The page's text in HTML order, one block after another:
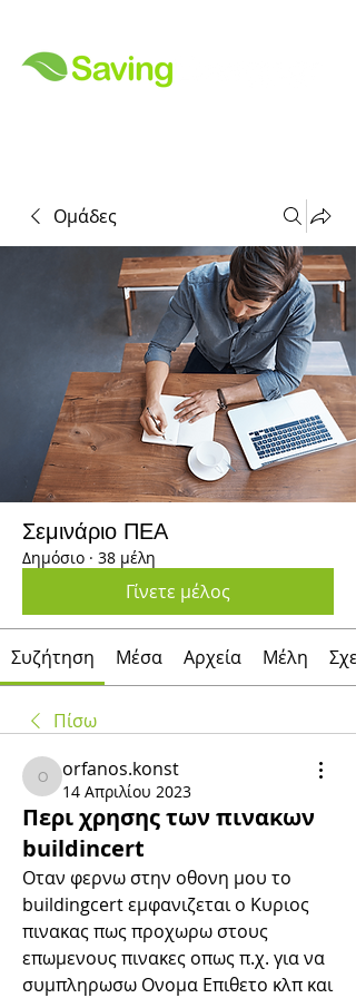
Ομάδες
Σεμινάριο ΠΕΑ
Δημόσιο · 38 μέλη
Γίνετε μέλος
Συζήτηση Μέσα Αρχεία Μέλη
Πίσω
orfanos.konst
orfanos.konst
14 Απριλίου 2023
Περι χρησης των πινακων
buildincert
Οταν φερνω στην οθονη μου το
buildingcert εμφανιζεται ο Κυριος
πινακας πως προχωρω στους
επωμενους πινακες οπως π.χ. για να
συμπληρωσω Ονομα Επιθετο κλπ και